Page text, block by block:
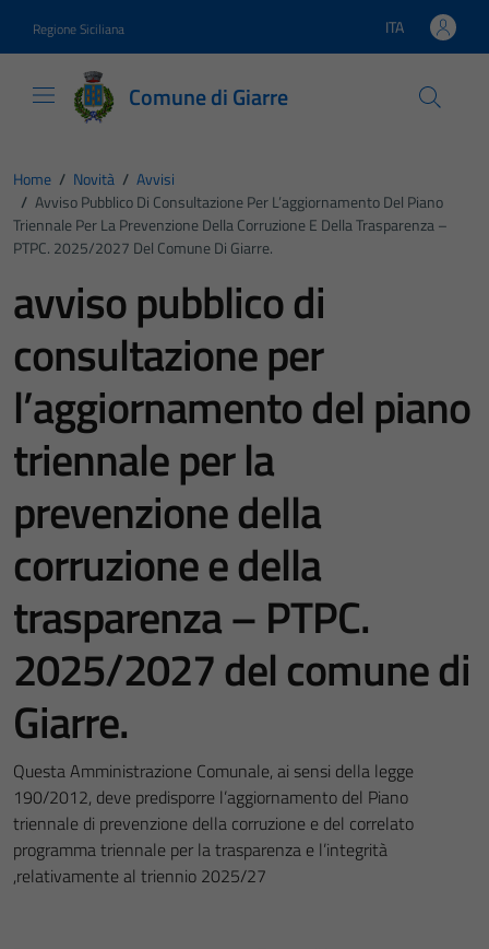
Regione Siciliana Lingua attiva:
ITA
Comune di Giarre
Home / Novità / Avvisi
/ Avviso Pubblico Di Consultazione Per L’aggiornamento Del Piano
Triennale Per La Prevenzione Della Corruzione E Della Trasparenza –
PTPC. 2025/2027 Del Comune Di Giarre.
avviso pubblico di
consultazione per
l’aggiornamento del piano
triennale per la
prevenzione della
corruzione e della
trasparenza – PTPC.
2025/2027 del comune di
Giarre.
Questa Amministrazione Comunale, ai sensi della legge
190/2012, deve predisporre l’aggiornamento del Piano
triennale di prevenzione della corruzione e del correlato
programma triennale per la trasparenza e l’integrità
,relativamente al triennio 2025/27